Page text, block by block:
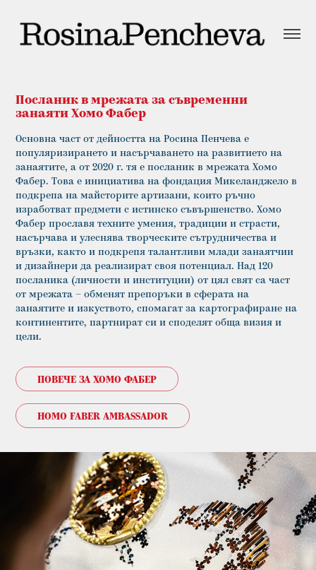
Посланик в мрежата за съвременни
занаяти Хомо Фабер
Основна част от дейността на Росина Пенчева е
популяризирането и насърчаването на развитието на
занаятите, а от 2020 г. тя е посланик в мрежата Хомо
Фабер. Това е инициатива на фондация Микеланджело в
подкрепа на майсторите артизани, които ръчно
изработват предмети с истинско съвършенство. Хомо
Фабер прославя техните умения, традиции и страсти,
насърчава и улеснява творческите сътрудничества и
връзки, както и подкрепя талантливи млади занаятчии
и дизайнери да реализират своя потенциал. Над 120
посланика (личности и институции) от цял свят са част
от мрежата – обменят препоръки в сферата на
занаятите и изкуството, спомагат за картографиране на
континентите, партнират си и споделят обща визия и
цели.
ПОВЕЧЕ ЗА ХОМО ФАБЕР
HOMO FABER AMBASSADOR